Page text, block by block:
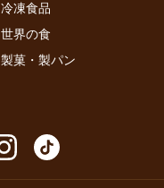
冷凍食品
世界の食
製菓・製パン